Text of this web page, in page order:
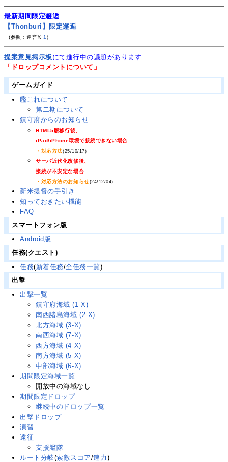
最新期間限定邂逅
【Thonburi】限定邂逅
(参照：運営𝕏 1 )
提案意見掲示板 にて進行中の議題があります
「ドロップコメントについて」
ゲームガイド
艦これについて
第二期について
鎮守府からのお知らせ
HTML5版移行後、
iPad/iPhone環境で接続できない場合
・対応方法(25/10/17)
サーバ近代化改修後、
接続が不安定な場合
・対応方法のお知らせ(24/12/04)
新米提督の手引き
知っておきたい機能
FAQ
スマートフォン版
Android版
任務(クエスト)
任務(新着任務/全任務一覧)
出撃
出撃一覧
鎮守府海域 (1-X)
南西諸島海域 (2-X)
北方海域 (3-X)
南西海域 (7-X)
西方海域 (4-X)
南方海域 (5-X)
中部海域 (6-X)
期間限定海域一覧
開放中の海域なし
期間限定ドロップ
継続中のドロップ一覧
出撃ドロップ
演習
遠征
支援艦隊
ルート分岐(索敵スコア/速力 )